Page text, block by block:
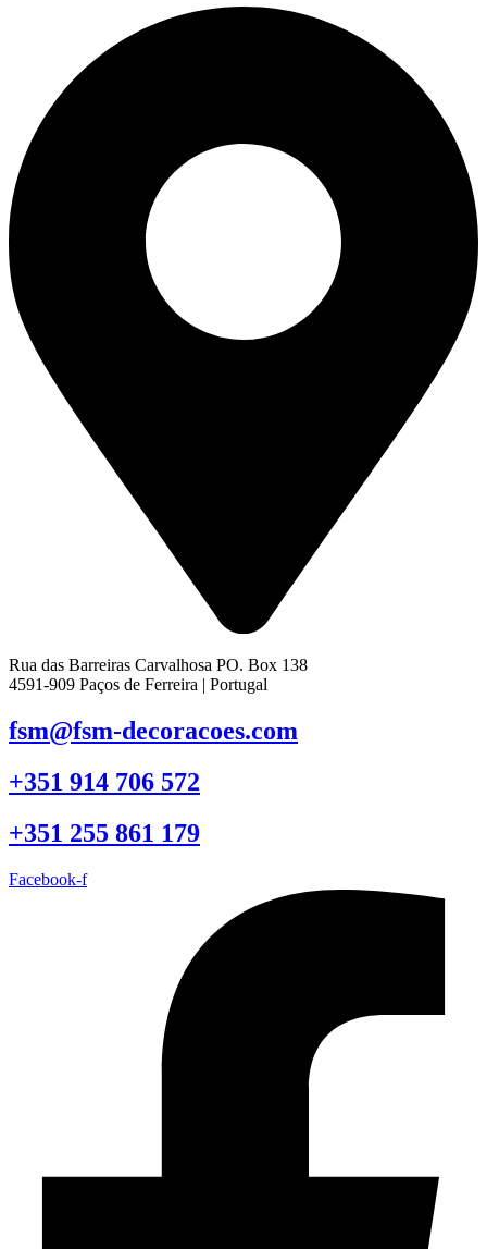
Rua das Barreiras Carvalhosa PO. Box 138
4591-909 Paços de Ferreira | Portugal
fsm@fsm-decoracoes.com
+351 914 706 572
+351 255 861 179
Facebook-f